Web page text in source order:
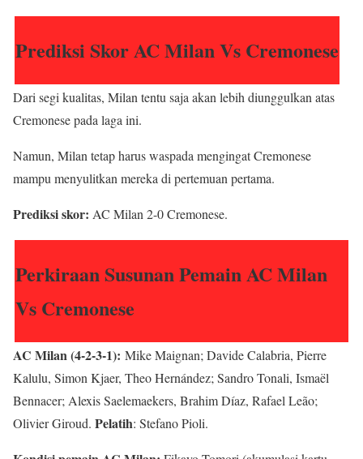
Prediksi Skor AC Milan Vs Cremonese
Dari segi kualitas, Milan tentu saja akan lebih diunggulkan atas
Cremonese pada laga ini.
Namun, Milan tetap harus waspada mengingat Cremonese
mampu menyulitkan mereka di pertemuan pertama.
Prediksi skor: AC Milan 2-0 Cremonese.
Perkiraan Susunan Pemain AC Milan
Vs Cremonese
AC Milan (4-2-3-1): Mike Maignan; Davide Calabria, Pierre
Kalulu, Simon Kjaer, Theo Hernández; Sandro Tonali, Ismaël
Bennacer; Alexis Saelemaekers, Brahim Díaz, Rafael Leão;
Olivier Giroud. Pelatih: Stefano Pioli.